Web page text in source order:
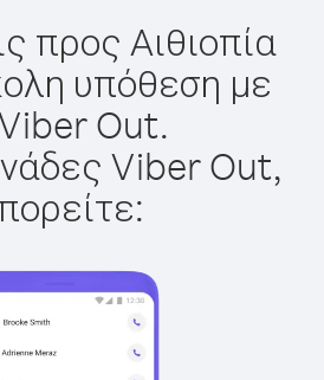
προς Αιθιοπία
υπόθεση με
Out.
Viber Out,